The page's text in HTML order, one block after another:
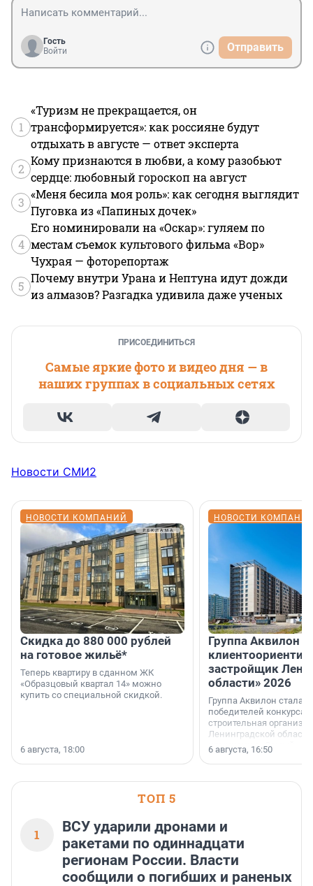
Гость
Войти
Отправить
1
«Туризм не прекращается, он
трансформируется»: как россияне будут
отдыхать в августе — ответ эксперта
2
Кому признаются в любви, а кому разобьют
сердце: любовный гороскоп на август
3
«Меня бесила моя роль»: как сегодня выглядит
Пуговка из «Папиных дочек»
4
Его номинировали на «Оскар»: гуляем по
местам съемок культового фильма «Вор»
Чухрая — фоторепортаж
5
Почему внутри Урана и Нептуна идут дожди
из алмазов? Разгадка удивила даже ученых
ПРИСОЕДИНИТЬСЯ
Самые яркие фото и видео дня — в
наших группах в социальных сетях
Новости СМИ2
НОВОСТИ КОМПАНИЙ
Скидка до 880 000 рублей
на готовое жильё*
Теперь квартиру в сданном ЖК
«Образцовый квартал 14» можно
купить со специальной скидкой.
6 августа, 18:00
НОВОСТИ
Группа Аквилон
застройщик
области» 2026
Группа Аквилон стала
победителей конкурса
строительная
Ленинградской области
номинации «Самый
застройщик
6 августа, 16:50
ТОП 5
1
ВСУ ударили дронами и
ракетами по одиннадцати
регионам России. Власти
сообщили о погибших и раненых